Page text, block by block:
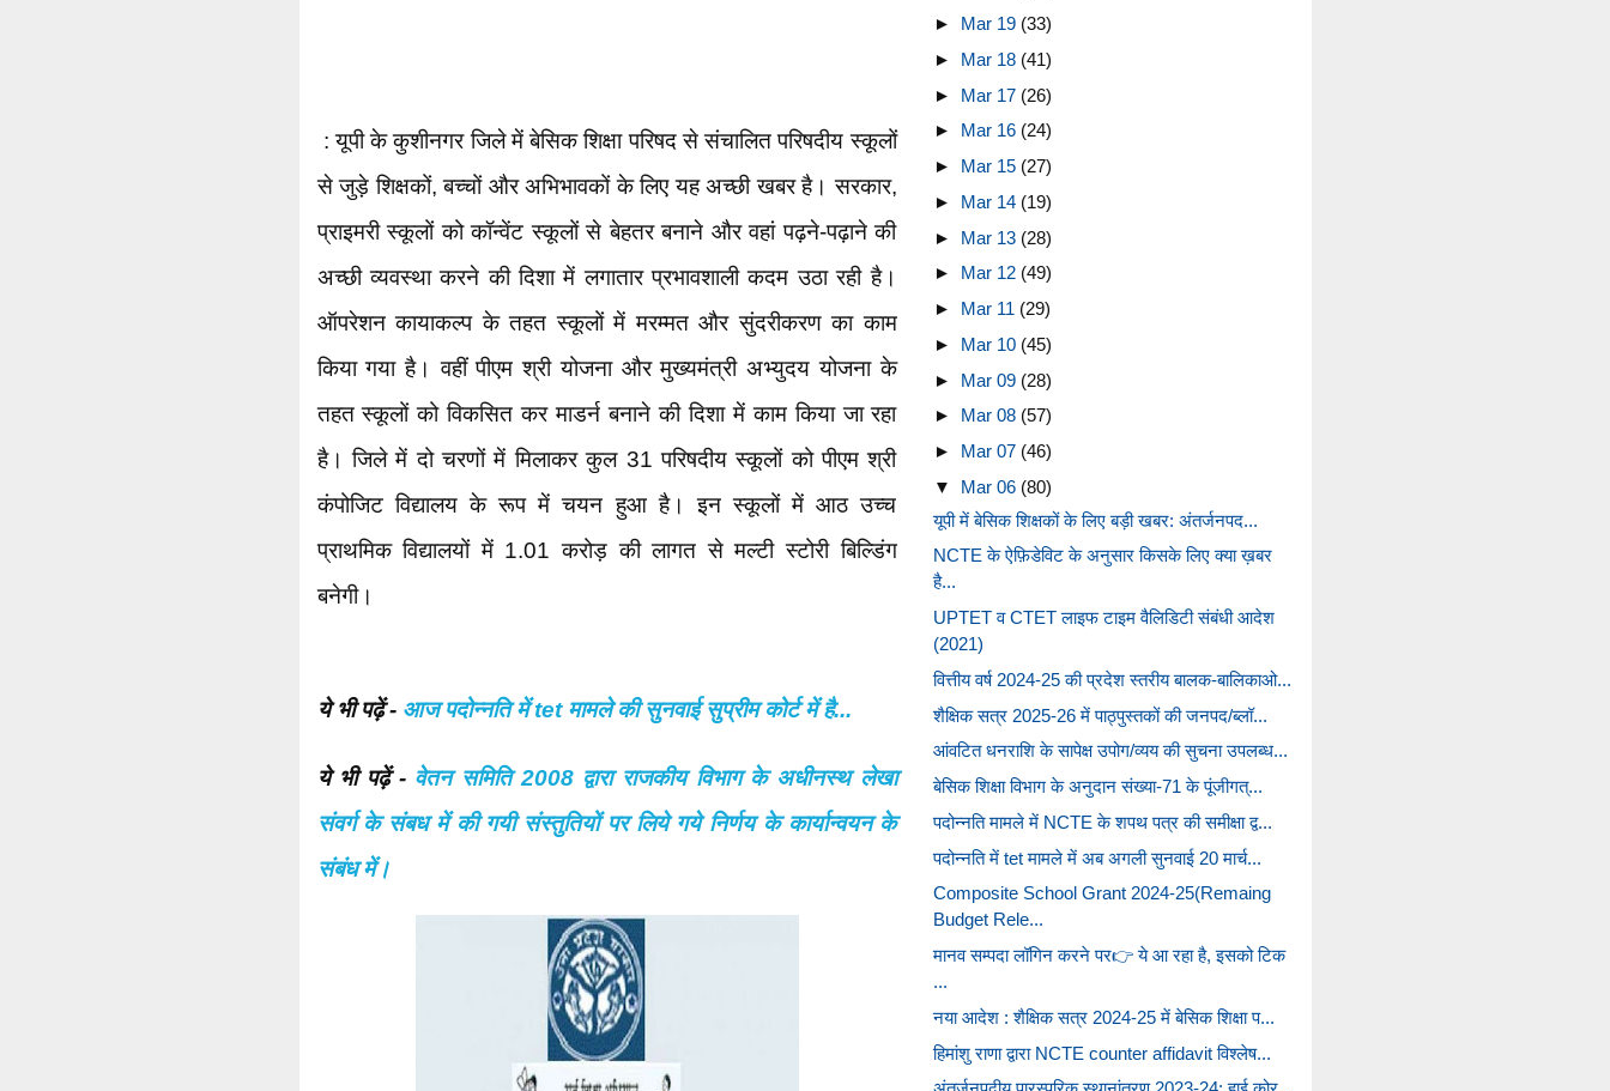
: यूपी के कुशीनगर जिले में बेसिक शिक्षा परिषद से संचालित परिषदीय स्कूलों
से जुड़े शिक्षकों, बच्चों और अभिभावकों के लिए यह अच्छी खबर है। सरकार,
प्राइमरी स्कूलों को कॉन्वेंट स्कूलों से बेहतर बनाने और वहां पढ़ने-पढ़ाने की
अच्‍छी व्‍यवस्‍था करने की दिशा में लगातार प्रभावशाली कदम उठा रही है।
ऑपरेशन कायाकल्प के तहत स्कूलों में मरम्‍मत और सुंदरीकरण का काम
किया गया है। वहीं पीएम श्री योजना और मुख्यमंत्री अभ्युदय योजना के
तहत स्कूलों को विकसित कर माडर्न बनाने की दिशा में काम किया जा रहा
है। जिले में दो चरणों में मिलाकर कुल 31 परिषदीय स्कूलों को पीएम श्री
कंपोजिट विद्यालय के रूप में चयन हुआ है। इन स्कूलों में आठ उच्च
प्राथमिक विद्यालयों में 1.01 करोड़ की लागत से मल्टी स्टोरी बिल्डिंग
बनेगी।
ये भी पढ़ें - आज पदोन्नति में tet मामले की सुनवाई सुप्रीम कोर्ट में है...
ये भी पढ़ें - वेतन समिति 2008 द्वारा राजकीय विभाग के अधीनस्थ लेखा
संवर्ग के संबध में की गयी संस्तुतियों पर लिये गये निर्णय के कार्यान्वयन के
संबंध में।
► Mar 19 (33)
► Mar 18 (41)
► Mar 17 (26)
► Mar 16 (24)
► Mar 15 (27)
► Mar 14 (19)
► Mar 13 (28)
► Mar 12 (49)
► Mar 11 (29)
► Mar 10 (45)
► Mar 09 (28)
► Mar 08 (57)
► Mar 07 (46)
▼ Mar 06 (80)
यूपी में बेसिक शिक्षकों के लिए बड़ी खबर: अंतर्जनपद...
NCTE के ऐफ़िडेविट के अनुसार किसके लिए क्या ख़बर
है...
UPTET व CTET लाइफ टाइम वैलिडिटी संबंधी आदेश
(2021)
वित्तीय वर्ष 2024-25 की प्रदेश स्तरीय बालक-बालिकाओ...
शैक्षिक सत्र 2025-26 में पाठ्पुस्तकों की जनपद/ब्लॉ...
आंवटित धनराशि के सापेक्ष उपोग/व्यय की सुचना उपलब्ध...
बेसिक शिक्षा विभाग के अनुदान संख्या-71 के पूंजीगत्...
पदोन्नति मामले में NCTE के शपथ पत्र की समीक्षा द्व...
पदोन्नति में tet मामले में अब अगली सुनवाई 20 मार्च...
Composite School Grant 2024-25(Remaing
Budget Rele...
मानव सम्पदा लॉगिन करने पर👉 ये आ रहा है, इसको टिक
...
नया आदेश : शैक्षिक सत्र 2024-25 में बेसिक शिक्षा प...
हिमांशु राणा द्वारा NCTE counter affidavit विश्लेष...